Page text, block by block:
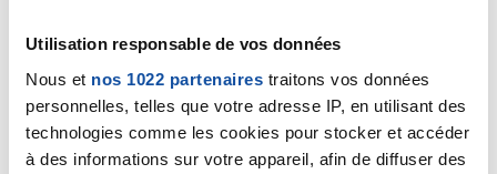
Utilisation responsable de vos données
Nous et nos 1022 partenaires traitons vos données
personnelles, telles que votre adresse IP, en utilisant des
technologies comme les cookies pour stocker et accéder
à des informations sur votre appareil, afin de diffuser des
Utopy
02/09/2015 - 13:56